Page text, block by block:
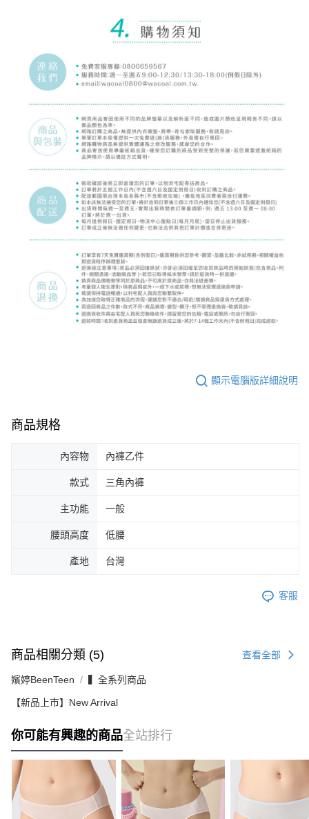
顯示電腦版詳細說明
商品規格
內容物 內褲乙件
款式 三角內褲
主功能 一般
腰頭高度 低腰
產地 台灣
客服
商品相關分類 (5) 查看全部
嬪婷BeenTeen ▍全系列商品
【新品上市】New Arrival
你可能有興趣的商品全站排行